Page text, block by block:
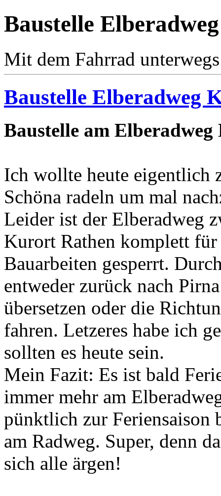
Baustelle
Mit dem Fahrrad unterwegs
Baustelle Elberadweg
Baustelle am
Ich wollte heute eigentlich
Schöna radeln um mal
Leider ist der Elberadweg
Kurort Rathen komplett für
Bauarbeiten gesperrt.
entweder zurück nach
übersetzen oder die
fahren. Letzeres habe ich
sollten es heute sein.
Mein Fazit: Es ist bald
immer mehr am
pünktlich zur Feriensaison
am Radweg. Super, denn
sich alle ärgen!